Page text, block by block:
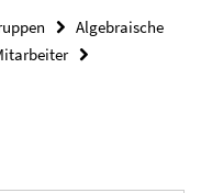
Algebraische